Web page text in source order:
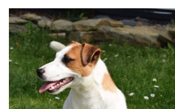
© 2026 eStránky.cz